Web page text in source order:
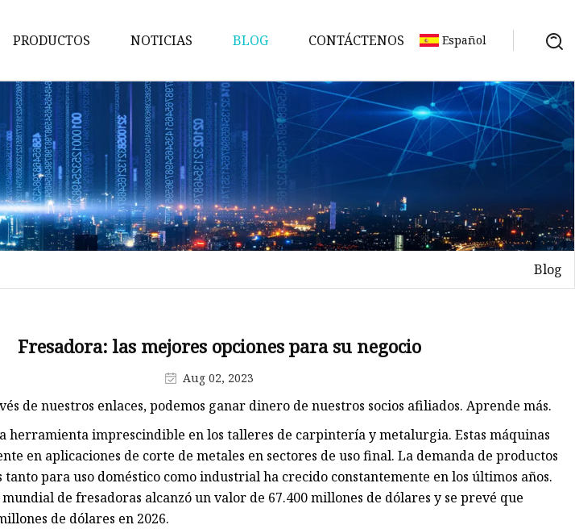
PRODUCTOS
Maquina de pruebas
Máquina de embalaje
Maquina de cortar
Máquina bronceadora
Perforadora
Máquina transportadora
Máquina de libros para niños
Máquina troqueladora de libros
Máquina cortadora de materiales
NOTICIAS BLOG CONTÁCTENOS Español
Blog
Fresadora: las mejores opciones para su negocio
Aug 02, 2023
de nuestros enlaces, podemos ganar dinero de nuestros socios afiliados. Aprende más.
herramienta imprescindible en los talleres de carpintería y metalurgia. Estas máquinas
en aplicaciones de corte de metales en sectores de uso final. La demanda de productos
para uso doméstico como industrial ha crecido constantemente en los últimos años.
de fresadoras alcanzó un valor de 67.400 millones de dólares y se prevé que
de dólares en 2026.